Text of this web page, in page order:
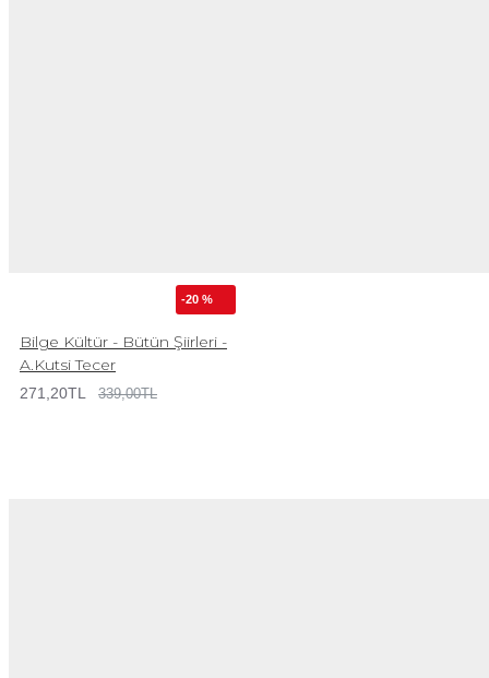
-20 %
Bilge Kültür - Bütün Şiirleri -
A.Kutsi Tecer
271,20TL 339,00TL